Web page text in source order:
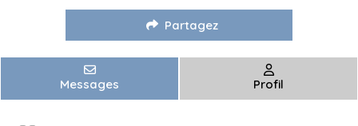
Partagez
Messages Profil